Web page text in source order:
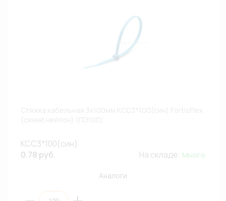
КСС3*100(син)
0.78 руб.
На складе: Много
Аналоги